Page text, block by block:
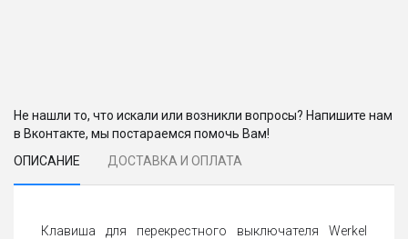
Не нашли то, что искали или возникли вопросы? Напишите нам
в Вконтакте, мы постараемся помочь Вам!
ОПИСАНИЕ
ДОСТАВКА И ОПЛАТА
Клавиша для перекрестного выключателя Werkel